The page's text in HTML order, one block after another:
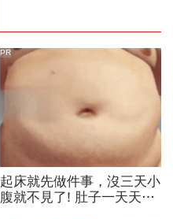
起床就先做件事，沒三天小
腹就不見了! 肚子一天天變
PR